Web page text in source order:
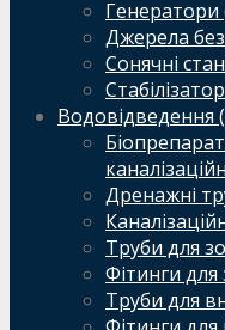
Генератори
Джерела
Сонячні
Водовідведення
Дренажні
Труби для
Фітинги для
Труби для